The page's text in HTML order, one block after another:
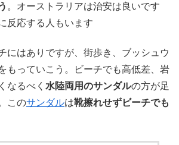
。オーストラリアは治安は良いです
反応する人もいます
にはありですが、街歩き、ブッシュウ
もっていこう。ビーチでも高低差、岩
なるべく 水陸両用のサンダルの方が足
このサンダルは靴擦れせずビーチでも